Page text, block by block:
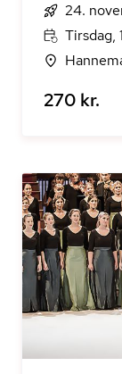
24.
Tirsdag,
270 kr.